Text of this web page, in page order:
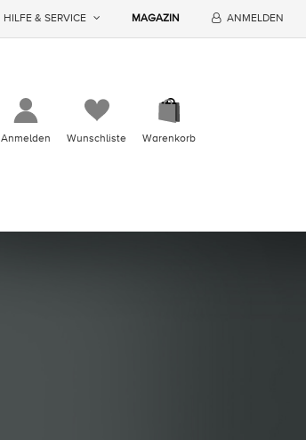
HILFE & SERVICE MAGAZIN ANMELDEN
Anmelden Wunschliste Warenkorb